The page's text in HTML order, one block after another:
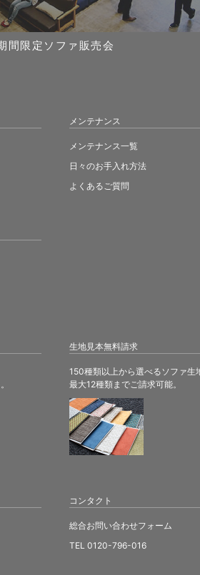
生地見本無料請求
150種類以上から選べるソファ生
最大12種類までご請求可能。
間限定ソファ販売会
メンテナンス
メンテナンス一覧
日々のお手入れ方法
よくあるご質問
コンタクト
総合お問い合わせフォーム
TEL 0120-796-016